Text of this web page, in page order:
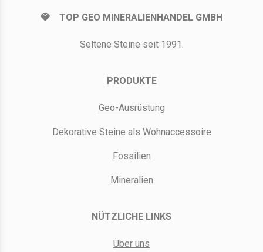
TOP GEO MINERALIENHANDEL GMBH
Seltene Steine seit 1991.
PRODUKTE
Geo-Ausrüstung
Dekorative Steine als Wohnaccessoire
Fossilien
Mineralien
NÜTZLICHE LINKS
Über uns